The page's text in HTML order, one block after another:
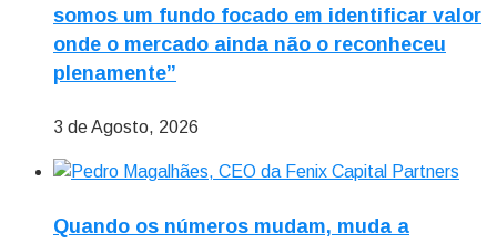
somos um fundo focado em identificar valor
onde o mercado ainda não o reconheceu
plenamente”
3 de Agosto, 2026
Quando os números mudam, muda a